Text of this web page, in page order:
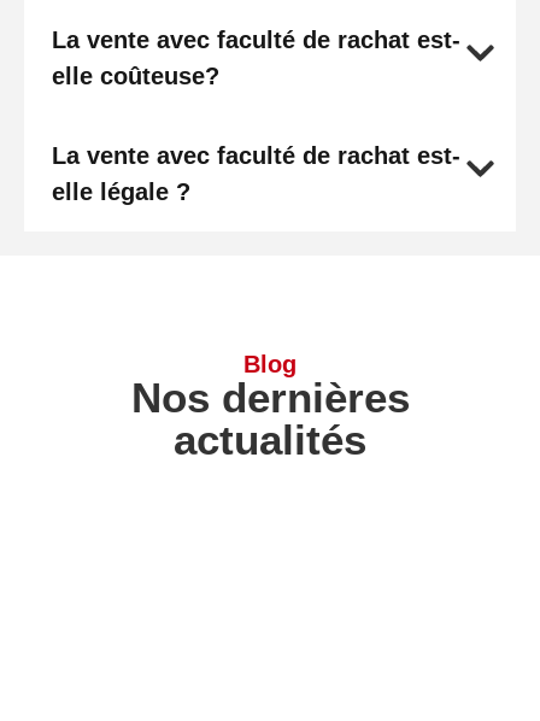
La vente avec faculté de rachat est-
elle coûteuse?
La vente avec faculté de rachat est-
elle légale ?
Blog
Nos dernières
actualités